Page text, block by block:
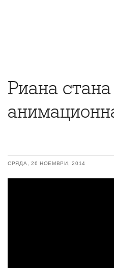
Риана стана
СРЯДА, 26 НОЕМВРИ, 2014